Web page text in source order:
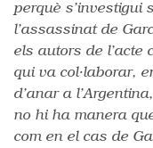
perquè s’investigui
l’assassinat de
els autors de l’acte
qui va col·laborar,
d’anar a
no hi ha manera
com en el cas de